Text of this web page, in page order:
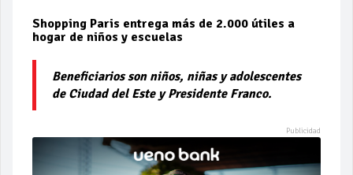
Shopping Paris entrega más de 2.000 útiles a
hogar de niños y escuelas
Beneficiarios son niños, niñas y adolescentes
de Ciudad del Este y Presidente Franco.